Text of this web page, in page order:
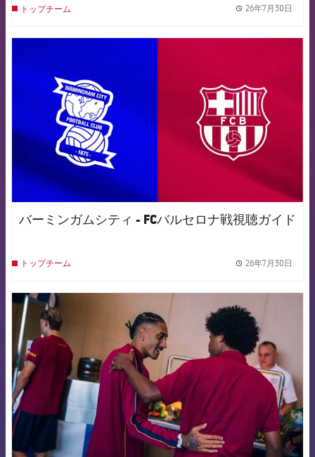
トップチーム 26年7月30日
バーミンガムシティ - FCバルセロナ戦視聴ガイド
トップチーム 26年7月30日